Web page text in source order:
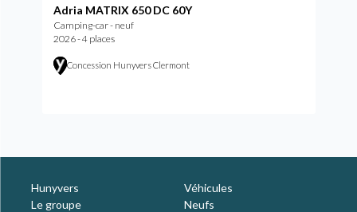
Adria MATRIX 650 DC 60Y
Camping-car - neuf
2026 - 4 places
Concession Hunyvers Clermont
Hunyvers
Le groupe
Véhicules
Neufs